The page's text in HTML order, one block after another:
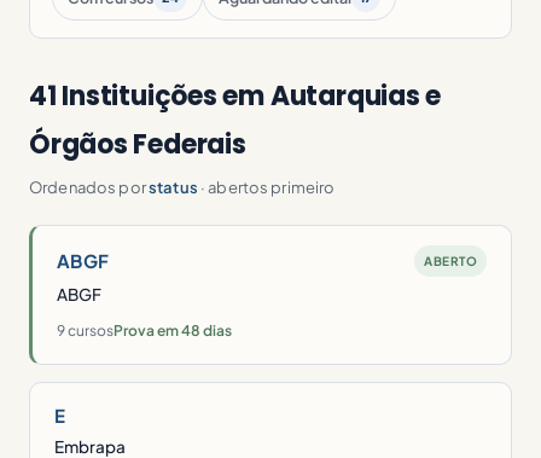
41 Instituições em Autarquias e
Órgãos Federais
Ordenados porstatus · abertos primeiro
ABGF ABERTO
ABGF
9 cursosProva em 48 dias
E
Embrapa